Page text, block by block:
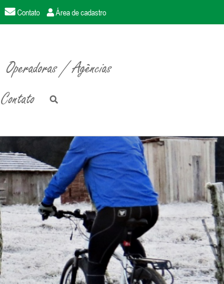
Contato Área de cadastro
Operadoras / Agências
Contato